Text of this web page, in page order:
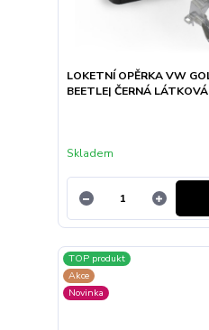
LOKETNÍ OPĚRKA VW
BEETLE| ČERNÁ LÁTKOVÁ
Skladem
TOP produkt
Akce
Novinka